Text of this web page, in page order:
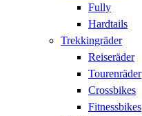
Fully
Hardtails
Trekkingräder
Reiseräder
Tourenräder
Crossbikes
Fitnessbikes